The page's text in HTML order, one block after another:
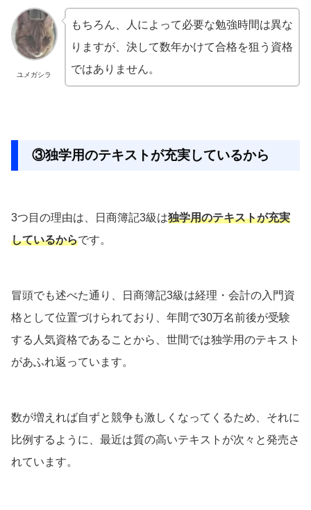
ユメガシラ
もちろん、人によって必要な勉強時間は異な
りますが、決して数年かけて合格を狙う資格
ではありません。
③独学用のテキストが充実しているから
3つ目の理由は、日商簿記3級は独学用のテキストが充実
しているからです。
冒頭でも述べた通り、日商簿記3級は経理・会計の入門資
格として位置づけられており、年間で30万名前後が受験
する人気資格であることから、世間では独学用のテキスト
があふれ返っています。
数が増えれば自ずと競争も激しくなってくるため、それに
比例するように、最近は質の高いテキストが次々と発売さ
れています。